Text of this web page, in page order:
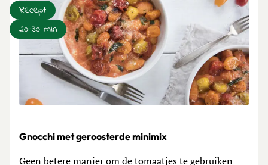
Recept
20-30 min
Gnocchi met geroosterde minimix
Geen betere manier om de tomaatjes te gebruiken